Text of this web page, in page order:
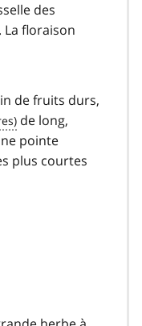
des
La floraison
de fruits durs,
de long,
pointe
plus courtes